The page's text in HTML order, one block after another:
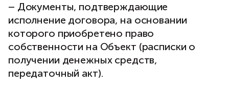
– Документы, подтверждающие
исполнение договора, на основании
которого приобретено право
собственности на Объект (расписки о
получении денежных средств,
передаточный акт).